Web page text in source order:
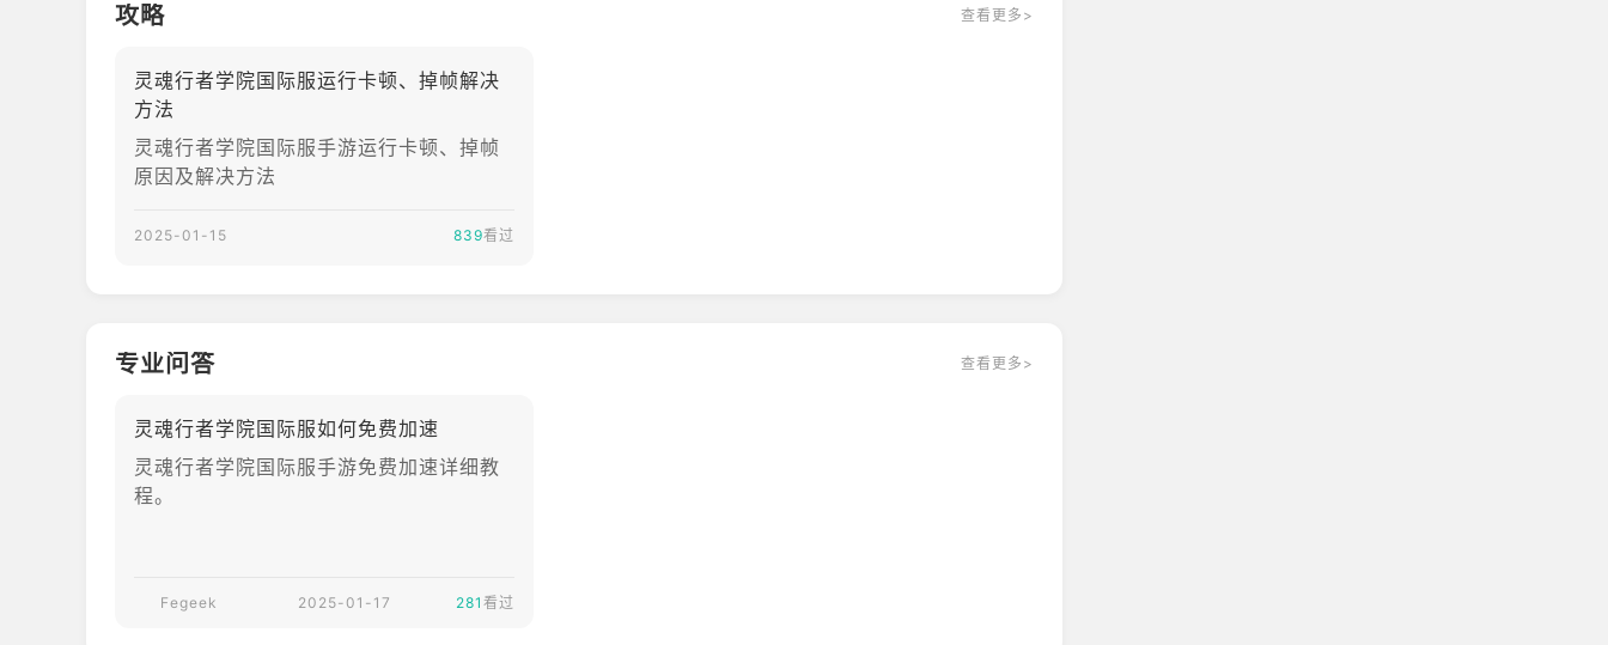
攻略 查看更多>
灵魂行者学院国际服运行卡顿、掉帧解决
方法
灵魂行者学院国际服手游运行卡顿、掉帧
原因及解决方法
2025-01-15 839看过
专业问答 查看更多>
灵魂行者学院国际服如何免费加速
灵魂行者学院国际服手游免费加速详细教
程。
Fegeek 2025-01-17 281 看过